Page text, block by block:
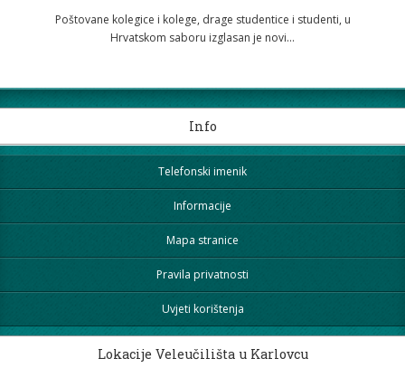
Poštovane kolegice i kolege, drage studentice i studenti, u
Hrvatskom saboru izglasan je novi...
Info
Telefonski imenik
Informacije
Mapa stranice
Pravila privatnosti
Uvjeti korištenja
Lokacije Veleučilišta u Karlovcu